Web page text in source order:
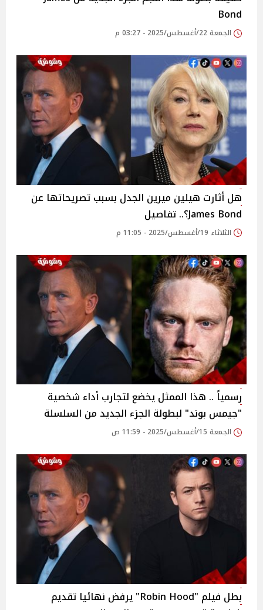
Bond
الجمعة 22/أغسطس/2025 - 03:27 م
هل أثارت هيلين ميرين الجدل بسبب تصريحاتها عن
James Bond؟.. تفاصيل
الثلاثاء 19/أغسطس/2025 - 11:05 م
رسمياً .. هذا الممثل يخضع لتجارب أداء شخصية
"جيمس بوند" لبطولة الجزء الجديد من السلسلة
الجمعة 15/أغسطس/2025 - 11:59 ص
بطل فيلم "Robin Hood" يرفض نهائيا تقديم